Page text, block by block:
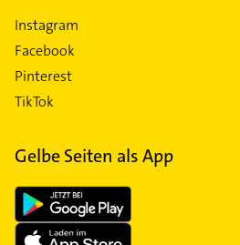
Instagram
Facebook
Pinterest
TikTok
Gelbe Seiten als App